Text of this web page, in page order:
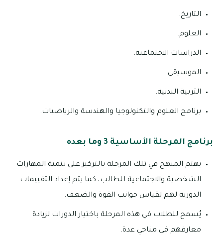
التاريخ.
العلوم.
الدراسات الاجتماعية.
الموسيقى.
التربية البدنية.
برنامج العلوم والتكنولوجيا والهندسة والرياضيات.
برنامج المرحلة الأساسية 3 وما بعده
يهتم المنهج في تلك المرحلة بالتركيز على تنمية المهارات
الشخصية والاجتماعية للطالب، كما يتم إعداد التقييمات
الدورية لهم لقياس جوانب القوة والضعف.
يُسمح للطلاب في هذه المرحلة باختيار الدورات لزيادة
معارفهم في مناحي عدة.